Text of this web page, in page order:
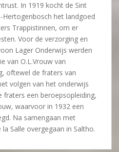
In 1919 kocht de Sint
Hertogenbosch het landgoed
Trappistinnen, om er
Voor de verzorging en
Lager Onderwijs werden
van O.L.Vrouw van
oftewel de fraters van
volgen van het onderwijs
fraters een beroepsopleiding,
waarvoor in 1932 een
Na samengaan met
Salle overgegaan in Saltho.